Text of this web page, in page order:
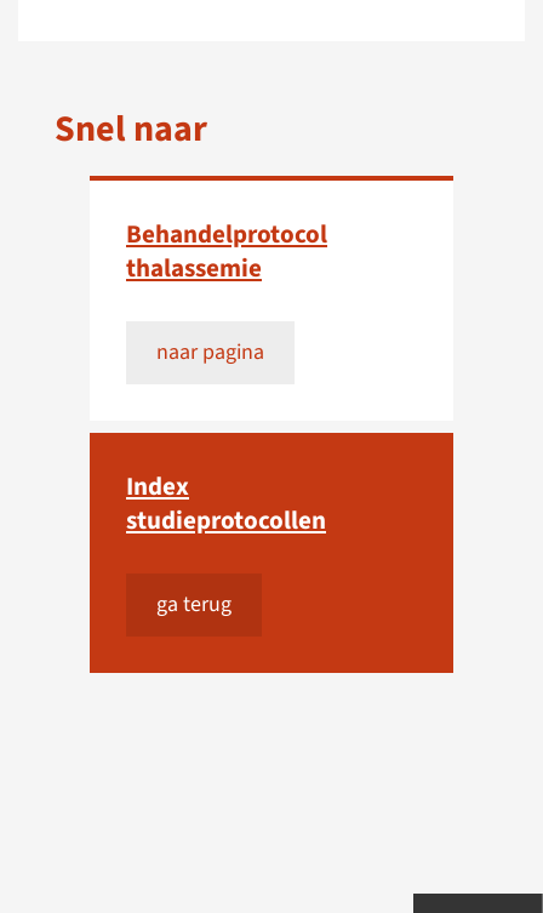
Snel naar
Behandelprotocol
thalassemie
naar pagina
Index
studieprotocollen
ga terug